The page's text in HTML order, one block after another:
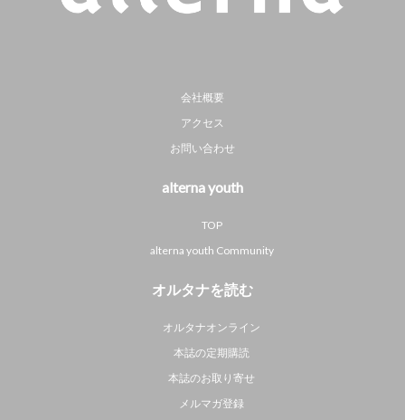
会社概要
アクセス
お問い合わせ
alterna youth
TOP
alterna youth Community
オルタナを読む
オルタナオンライン
本誌の定期購読
本誌のお取り寄せ
メルマガ登録